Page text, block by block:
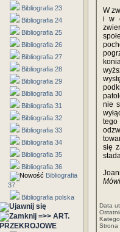
Bibliografia 23
Bibliografia 24
Bibliografia 25
Bibliografia 26
Bibliografia 27
Bibliografia 28
Bibliografia 29
Bibliografia 30
Bibliografia 31
Bibliografia 32
Bibliografia 33
Bibliografia 34
Bibliografia 35
Bibliografia 36
Bibliografia
37
Bibliografia polska
=>> ART.
PRZEKROJOWE
W
i w
nie
tego
się
Data
Strona